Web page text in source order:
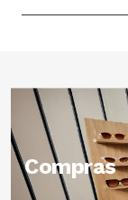
Compras
Image